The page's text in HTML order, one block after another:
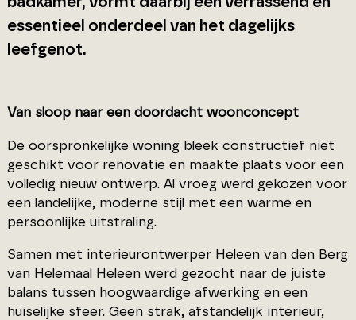
essentieel onderdeel van het dagelijks
leefgenot.
Van sloop naar een doordacht woonconcept
De oorspronkelijke woning bleek constructief niet
geschikt voor renovatie en maakte plaats voor een
volledig nieuw ontwerp. Al vroeg werd gekozen voor
een landelijke, moderne stijl met een warme en
persoonlijke uitstraling.
Samen met interieurontwerper Heleen van den Berg
van Helemaal Heleen werd gezocht naar de juiste
balans tussen hoogwaardige afwerking en een
huiselijke sfeer. Geen strak, afstandelijk interieur,